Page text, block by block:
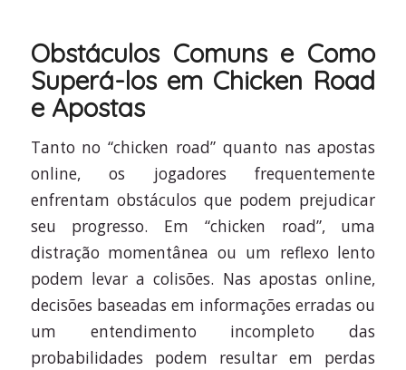
Obstáculos Comuns e Como
Superá-los em Chicken Road
e Apostas
Tanto no “chicken road” quanto nas apostas
online, os jogadores frequentemente
enfrentam obstáculos que podem prejudicar
seu progresso. Em “chicken road”, uma
distração momentânea ou um reflexo lento
podem levar a colisões. Nas apostas online,
decisões baseadas em informações erradas ou
um entendimento incompleto das
probabilidades podem resultar em perdas